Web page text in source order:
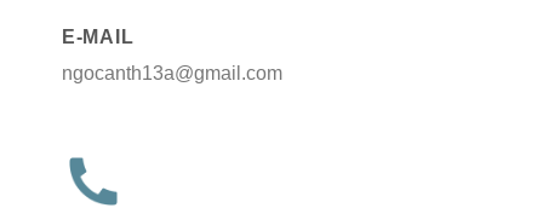
E-MAIL
ngocanth13a@gmail.com